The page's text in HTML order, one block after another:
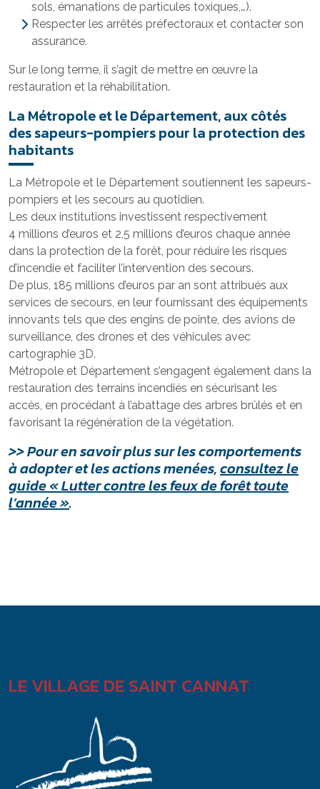
sols, émanations de particules toxiques,…).
Respecter les arrêtés préfectoraux et contacter son
assurance.
Sur le long terme, il s’agit de mettre en œuvre la
restauration et la réhabilitation.
La Métropole et le Département, aux côtés
des sapeurs-pompiers pour la protection des
habitants
La Métropole et le Département soutiennent les sapeurs-
pompiers et les secours au quotidien.
Les deux institutions investissent respectivement
4 millions d’euros et 2,5 millions d’euros chaque année
dans la protection de la forêt, pour réduire les risques
d’incendie et faciliter l’intervention des secours.
De plus, 185 millions d’euros par an sont attribués aux
services de secours, en leur fournissant des équipements
innovants tels que des engins de pointe, des avions de
surveillance, des drones et des véhicules avec
cartographie 3D.
Métropole et Département s’engagent également dans la
restauration des terrains incendiés en sécurisant les
accès, en procédant à l’abattage des arbres brûlés et en
favorisant la régénération de la végétation.
>> Pour en savoir plus sur les comportements
à adopter et les actions menées,consultez le
guide « Lutter contre les feux de forêt toute
l’année ».
LE VILLAGE DE SAINT CANNAT